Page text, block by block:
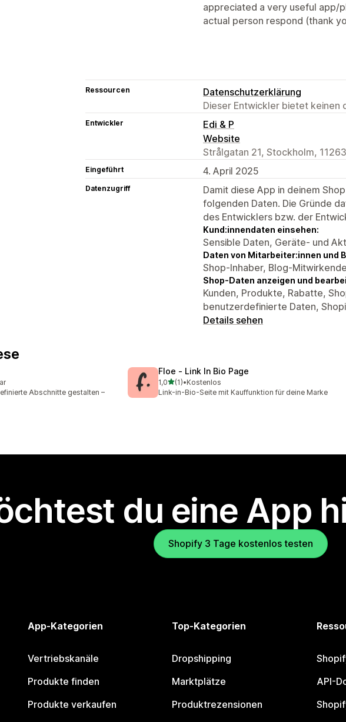
appreciated a very useful app/
actual person respond (thank
Ressourcen
Datenschutzerklärung
Dieser Entwickler bietet keinen
Entwickler
Edi & P
Website
Strålgatan 21, Stockholm,
Eingeführt 4. April 2025
Datenzugriff
Damit diese App in deinem
folgenden Daten. Die Gründe
des Entwicklers bzw. der
Kund:innendaten einsehen:
Sensible Daten, Geräte- und
Daten von Mitarbeiter:innen und
Shop-Inhaber, Blog-Mitwirkende
Shop-Daten anzeigen und
Kunden, Produkte, Rabatte,
benutzerdefinierte Daten,
Details sehen
Abschnitte gestalten –
Floe ‑ Link In Bio Page
1,0von 5 Sternen
(1)
1 Rezensionen insgesamt
•Kostenlos
Link-in-Bio-Seite mit Kauffunktion für deine Marke
du eine App
Shopify 3 Tage kostenlos testen
App-Kategorien
Vertriebskanäle
Produkte finden
Produkte verkaufen
Top-Kategorien
Dropshipping
Marktplätze
Produktrezensionen
API-